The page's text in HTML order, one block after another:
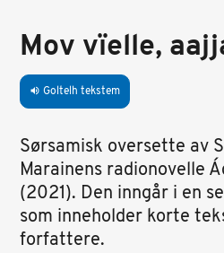
Mov vïelle,
volume_up Goltelh tekstem
Sørsamisk oversette av
Marainens radionovelle
(2021). Den inngår i en
som inneholder korte
forfattere.